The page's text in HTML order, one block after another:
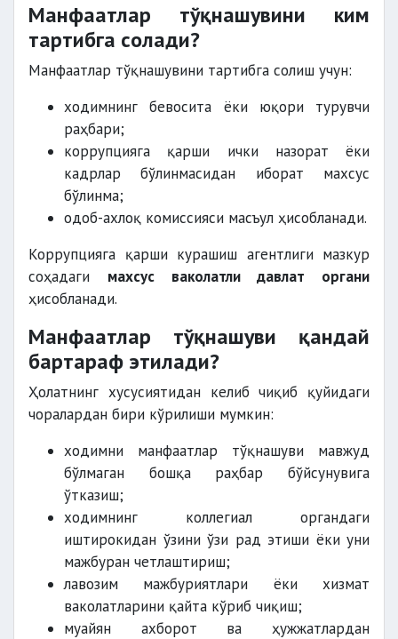
Манфаатлар тўқнашувини ким
тартибга солади?
Манфаатлар тўқнашувини тартибга солиш учун:
ходимнинг бевосита ёки юқори турувчи
раҳбари;
коррупцияга қарши ички назорат ёки
кадрлар бўлинмасидан иборат махсус
бўлинма;
одоб-ахлоқ комиссияси масъул ҳисобланади.
Коррупцияга қарши курашиш агентлиги мазкур
соҳадаги махсус ваколатли давлат органи
ҳисобланади.
Манфаатлар тўқнашуви қандай
бартараф этилади?
Ҳолатнинг хусусиятидан келиб чиқиб қуйидаги
чоралардан бири кўрилиши мумкин:
ходимни манфаатлар тўқнашуви мавжуд
бўлмаган бошқа раҳбар бўйсунувига
ўтказиш;
ходимнинг коллегиал органдаги
иштирокидан ўзини ўзи рад этиши ёки уни
мажбуран четлаштириш;
лавозим мажбуриятлари ёки хизмат
ваколатларини қайта кўриб чиқиш;
муайян ахборот ва ҳужжатлардан